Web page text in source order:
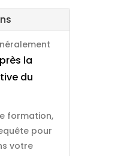
la
du
formation,
pour
votre